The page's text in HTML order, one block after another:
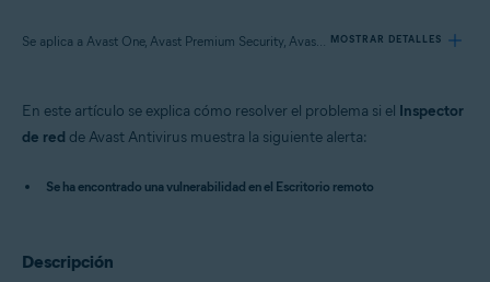
Se aplica a Avast One, Avast Premium Security, Avast Free Antivirus MOSTRAR DETALLES
Avast Free Antivirus
Microsoft Windows
En este artículo se explica cómo resolver el problema si el Inspector
de red de Avast Antivirus muestra la siguiente alerta:
Se ha encontrado una vulnerabilidad en el Escritorio remoto
Descripción